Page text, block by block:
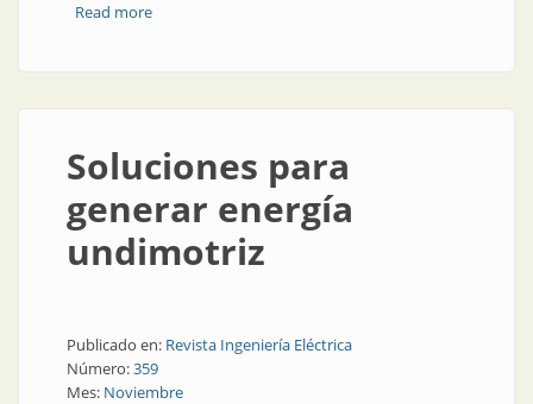
Read moreabout Soluciones para generar energía undimotriz
Soluciones para
generar energía
undimotriz
Publicado en: Revista Ingeniería Eléctrica
Número:359
Mes: Noviembre